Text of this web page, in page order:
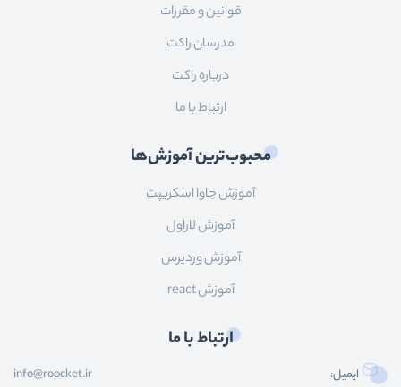
قوانین و مقررات
مدرسان راکت
درباره راکت
ارتباط با ما
محبوب‌ترین آموزش‌ها
آموزش جاوا اسکریپت
آموزش لاراول
آموزش وردپرس
آموزش react
ارتباط با ما
ایمیل: info@roocket.ir